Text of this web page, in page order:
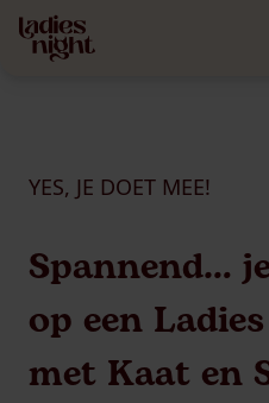
YES, JE DOET MEE!
Spannend…
op een
met Kaat en